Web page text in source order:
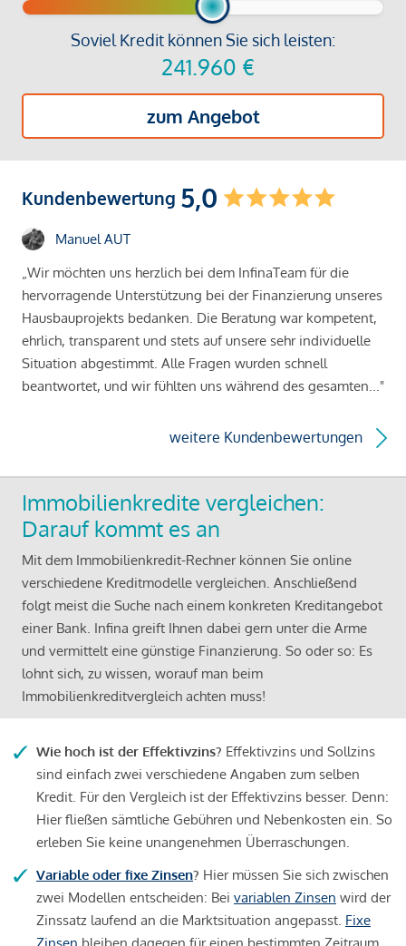
Soviel Kredit können Sie sich leisten:
241.960 €
zum Angebot
Kundenbewertung 5,0
Manuel AUT
„Wir möchten uns herzlich bei dem InfinaTeam für die
hervorragende Unterstützung bei der Finanzierung unseres
Hausbauprojekts bedanken. Die Beratung war kompetent,
ehrlich, transparent und stets auf unsere sehr individuelle
Situation abgestimmt. Alle Fragen wurden schnell
beantwortet, und wir fühlten uns während des gesamten..."
weitere Kundenbewertungen
Immobilienkredite vergleichen:
Darauf kommt es an
Mit dem Immobilienkredit-Rechner können Sie online
verschiedene Kreditmodelle vergleichen. Anschließend
folgt meist die Suche nach einem konkreten Kreditangebot
einer Bank. Infina greift Ihnen dabei gern unter die Arme
und vermittelt eine günstige Finanzierung. So oder so: Es
lohnt sich, zu wissen, worauf man beim
Immobilienkreditvergleich achten muss!
Wie hoch ist der Effektivzins? Effektivzins und Sollzins
sind einfach zwei verschiedene Angaben zum selben
Kredit. Für den Vergleich ist der Effektivzins besser. Denn:
Hier fließen sämtliche Gebühren und Nebenkosten ein. So
erleben Sie keine unangenehmen Überraschungen.
Variable oder fixe Zinsen? Hier müssen Sie sich zwischen
zwei Modellen entscheiden: Bei variablen Zinsen wird der
Zinssatz laufend an die Marktsituation angepasst. Fixe